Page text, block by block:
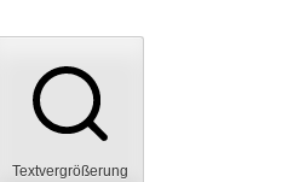
Textvergrößerung